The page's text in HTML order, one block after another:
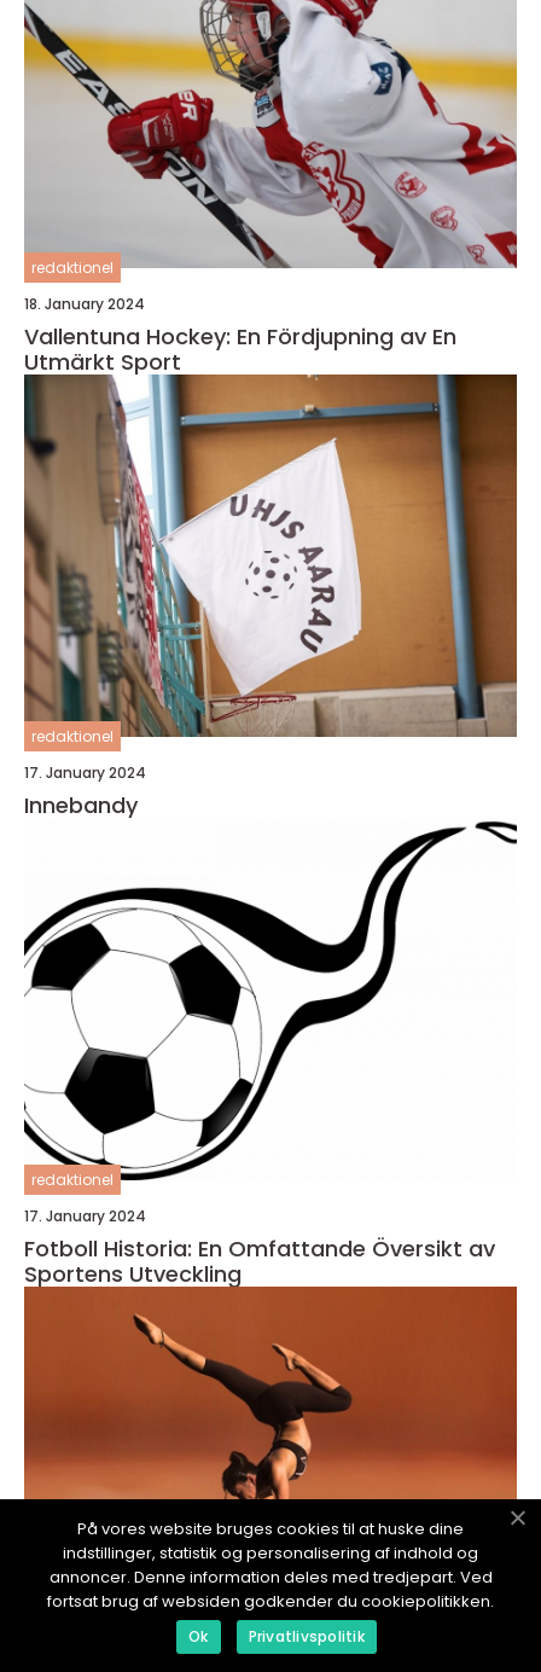
redaktionel
18. January 2024
Vallentuna Hockey: En Fördjupning av En
Utmärkt Sport
redaktionel
17. January 2024
Innebandy
redaktionel
17. January 2024
Fotboll Historia: En Omfattande Översikt av
Sportens Utveckling
På vores website bruges cookies til at huske dine
indstillinger, statistik og personalisering af indhold og
annoncer. Denne information deles med tredjepart. Ved
fortsat brug af websiden godkender du cookiepolitikken.
Ok Privatlivspolitik